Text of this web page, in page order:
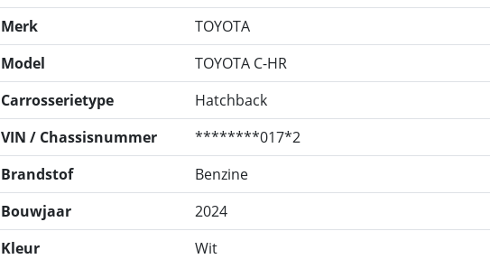
Merk
TOYOTA
Model
TOYOTA C-HR
Carrosserietype
Hatchback
VIN / Chassisnummer
********017*2
Brandstof
Benzine
Bouwjaar
2024
Kleur
Wit